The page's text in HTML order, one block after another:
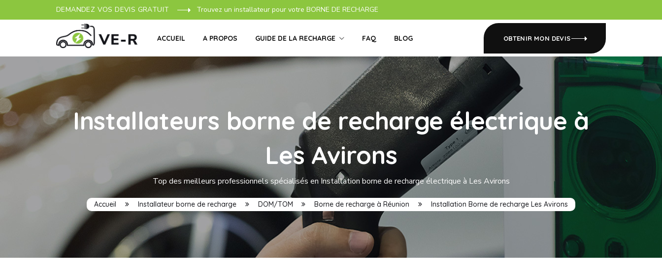
DEMANDEZ VOS DEVIS GRATUIT Trouvez un installateur pour votre BORNE DE RECHARGE
ACCUEIL A PROPOS GUIDE DE LA RECHARGE FAQ BLOG OBTENIR MON DEVIS
Installateurs borne de recharge électrique à
Les Avirons
Top des meilleurs professionnels spécialisés en Installation borne de recharge électrique à Les Avirons
Accueil Installateur borne de recharge DOM/TOM Borne de recharge à Réunion Installation Borne de recharge Les Avirons